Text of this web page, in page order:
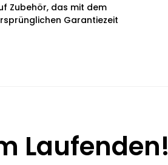
Zubehör, das mit dem
Garantiezeit
Laufenden!